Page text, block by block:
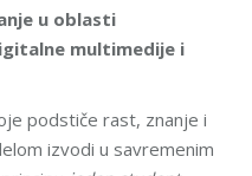
u oblasti
multimedije i
podstiče rast, znanje i
izvodi u savremenim